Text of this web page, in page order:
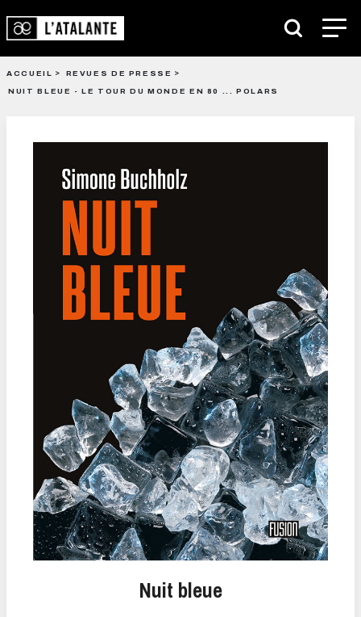
ACCUEIL
REVUES DE PRESSE
NUIT BLEUE - LE TOUR DU MONDE EN 80 ... POLARS
Nuit bleue